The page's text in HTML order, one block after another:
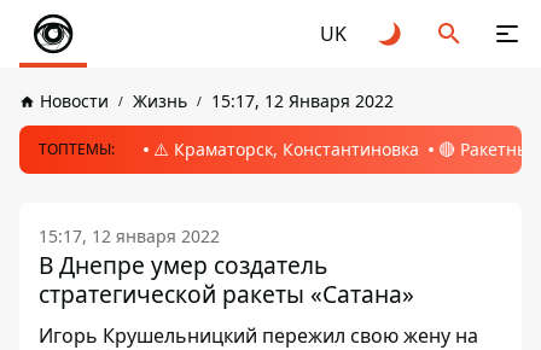
UK
Новости Жизнь 15:17, 12 Января 2022
ТОПТЕМЫ: ⚠️ Краматорск, Константиновка 🔴
15:17, 12 января 2022
В Днепре умер создатель
стратегической ракеты «Сатана»
Игорь Крушельницкий пережил свою жену на